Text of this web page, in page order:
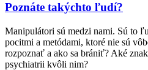
Poznáte takýchto ľudí?
Manipulátori sú medzi nami. Sú to
pocitmi a metódami, ktoré nie sú
rozpoznať a ako sa brániť? Aké
psychiatrii kvôli nim?